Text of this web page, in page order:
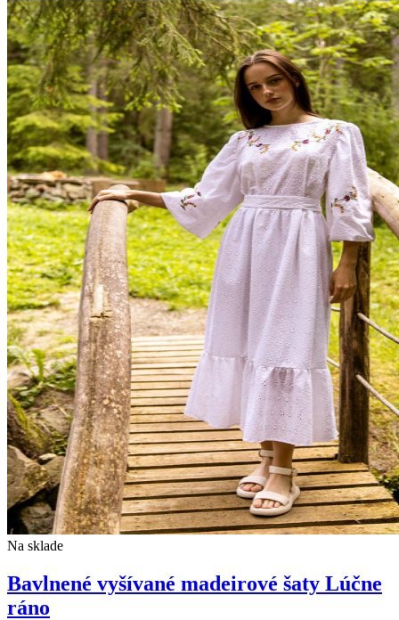
Na sklade
Bavlnené vyšívané madeirové šaty Lúčne
ráno